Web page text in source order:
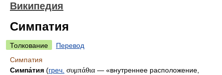
Википедия
Симпатия
Толкование
Перевод
Симпатия
Симпа́тия (греч. συμπάθια — «внутреннее расположение,